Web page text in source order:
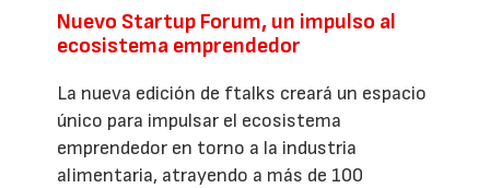
Nuevo Startup Forum, un impulso al
ecosistema emprendedor
La nueva edición de ftalks creará un espacio
único para impulsar el ecosistema
emprendedor en torno a la industria
alimentaria, atrayendo a más de 100